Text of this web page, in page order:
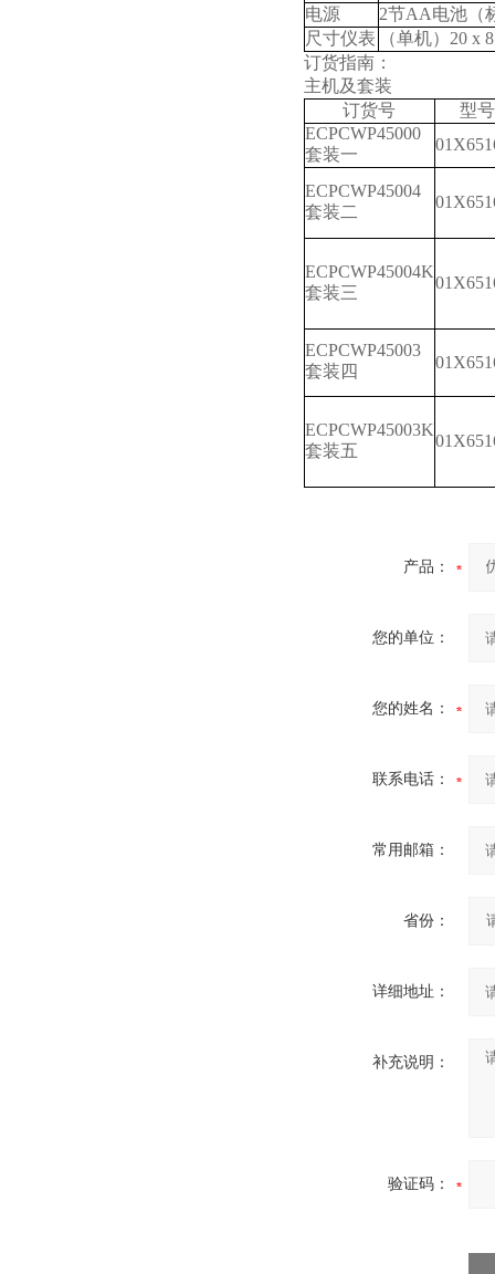
电源
2节AA电池（
尺寸仪表
（单机） 20 x
订货指南：
主机及套装
订货号
型号
ECPCWP45000
套装一
ECPCWP45004
套装二
ECPCWP45004K
套装三
ECPCWP45003
套装四
ECPCWP45003K
套装五
产品：
您的单位：
您的姓名：
联系电话：
常用邮箱：
省份：
详细地址：
补充说明：
验证码：